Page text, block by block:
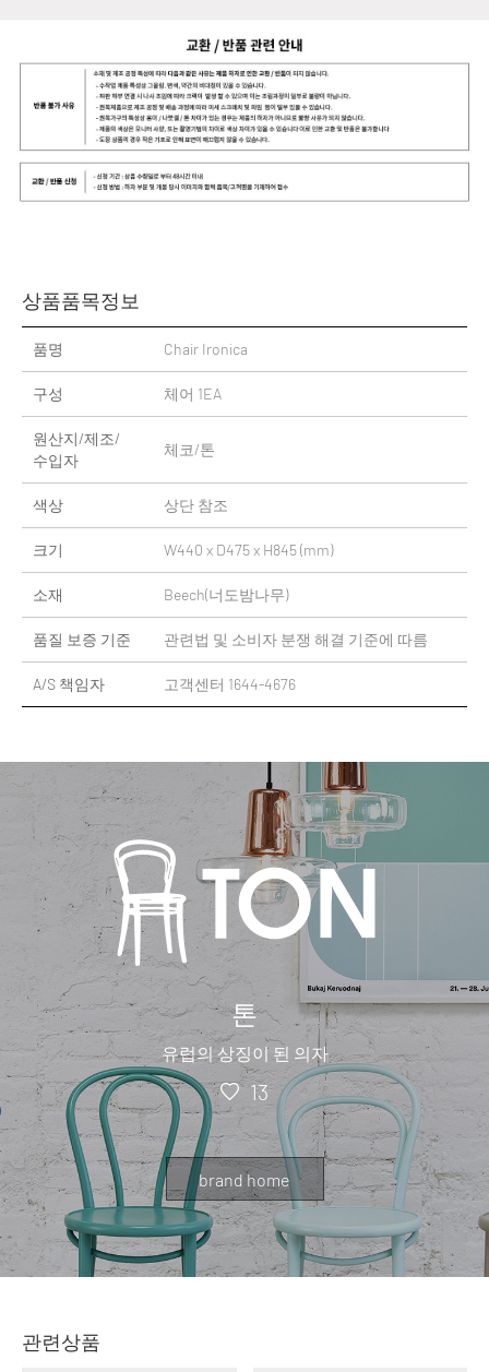
상품품목정보
품명 Chair Ironica
구성 체어 1EA
원산지/제조/
수입자
체코/톤
색상 상단 참조
크기 W440 x D475 x H845 (mm)
소재 Beech(너도밤나무)
품질 보증 기준 관련법 및 소비자 분쟁 해결 기준에 따름
A/S 책임자 고객센터 1644-4676
톤
유럽의 상징이 된 의자
13
brand home
관련상품